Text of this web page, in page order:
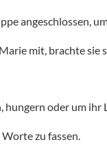
angeschlossen,
mit, brachte
oder um ihr
zu fassen.